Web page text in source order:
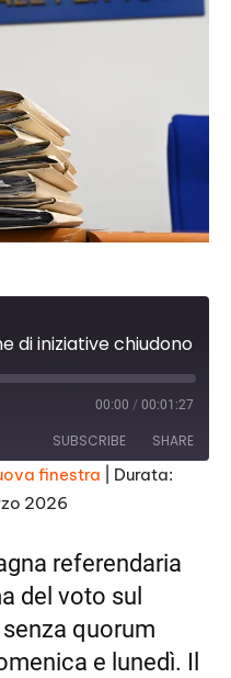
00:00 / 00:01:27
SUBSCRIBE SHARE
finestra
Durata:
2026
referendaria
del voto sul
quorum
e lunedì. Il